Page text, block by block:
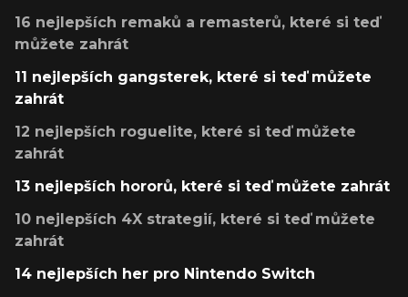
16 nejlepších remaků a remasterů, které si teď
můžete zahrát
11 nejlepších gangsterek, které si teď můžete
zahrát
12 nejlepších roguelite, které si teď můžete
zahrát
13 nejlepších hororů, které si teď můžete zahrát
10 nejlepších 4X strategií, které si teď můžete
zahrát
14 nejlepších her pro Nintendo Switch